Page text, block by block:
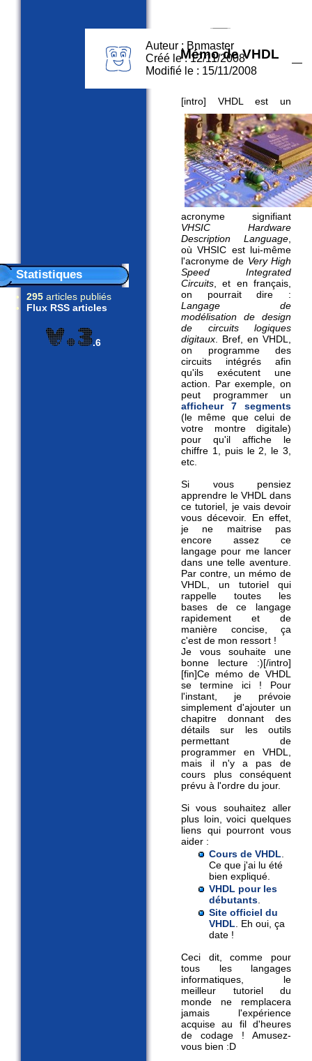
Statistiques
295 articles publiés
Flux RSS articles
.6
Mémo de VHDL
Auteur : Bnmaster
Créé le : 12/11/2008
Modifié le : 15/11/2008
[intro] VHDL est un
acronyme signifiant
VHSIC Hardware
Description Language,
où VHSIC est lui-même
l'acronyme de Very High
Speed Integrated
Circuits , et en français,
on pourrait dire :
Langage de
modélisation de design
de circuits logiques
digitaux . Bref, en VHDL,
on programme des
circuits intégrés afin
qu'ils exécutent une
action. Par exemple, on
peut programmer un
afficheur 7 segments
(le même que celui de
votre montre digitale)
pour qu'il affiche le
chiffre 1, puis le 2, le 3,
etc.
Si vous pensiez
apprendre le VHDL dans
ce tutoriel, je vais devoir
vous décevoir. En effet,
je ne maitrise pas
encore assez ce
langage pour me lancer
dans une telle aventure.
Par contre, un mémo de
VHDL, un tutoriel qui
rappelle toutes les
bases de ce langage
rapidement et de
manière concise, ça
c'est de mon ressort !
Je vous souhaite une
bonne lecture :)[/intro]
[fin]Ce mémo de VHDL
se termine ici ! Pour
l'instant, je prévoie
simplement d'ajouter un
chapitre donnant des
détails sur les outils
permettant de
programmer en VHDL,
mais il n'y a pas de
cours plus conséquent
prévu à l'ordre du jour.
Si vous souhaitez aller
plus loin, voici quelques
liens qui pourront vous
aider :
Cours de VHDL
Ce que j'ai lu été
bien expliqué.
VHDL pour les
débutants.
Site officiel du
VHDL. Eh oui, ça
date !
Ceci dit, comme pour
tous les langages
informatiques, le
meilleur tutoriel du
monde ne remplacera
jamais l'expérience
acquise au fil d'heures
de codage ! Amusez-
vous bien :D